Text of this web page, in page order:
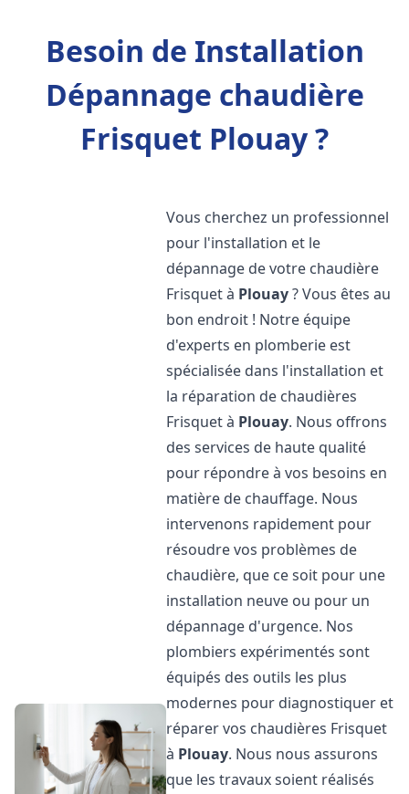
Besoin de Installation
Dépannage chaudière
Frisquet Plouay ?
Vous cherchez un professionnel
pour l'installation et le
dépannage de votre chaudière
Frisquet à Plouay? Vous êtes au
bon endroit ! Notre équipe
d'experts en plomberie est
spécialisée dans l'installation et
la réparation de chaudières
Frisquet à Plouay. Nous offrons
des services de haute qualité
pour répondre à vos besoins en
matière de chauffage. Nous
intervenons rapidement pour
résoudre vos problèmes de
chaudière, que ce soit pour une
installation neuve ou pour un
dépannage d'urgence. Nos
plombiers expérimentés sont
équipés des outils les plus
modernes pour diagnostiquer et
réparer vos chaudières Frisquet
à Plouay. Nous nous assurons
que les travaux soient réalisés